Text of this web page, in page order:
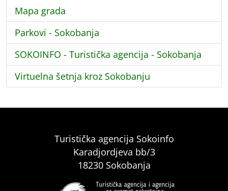
Mapa grada
Parkovi - Sokobanja
SOKOINFO - Turistička agencija - Sokobanja
Virtuelna šetnja kroz Sokobanju
Turistička agencija Sokoinfo
Karadjordjeva bb/3
18230 Sokobanja